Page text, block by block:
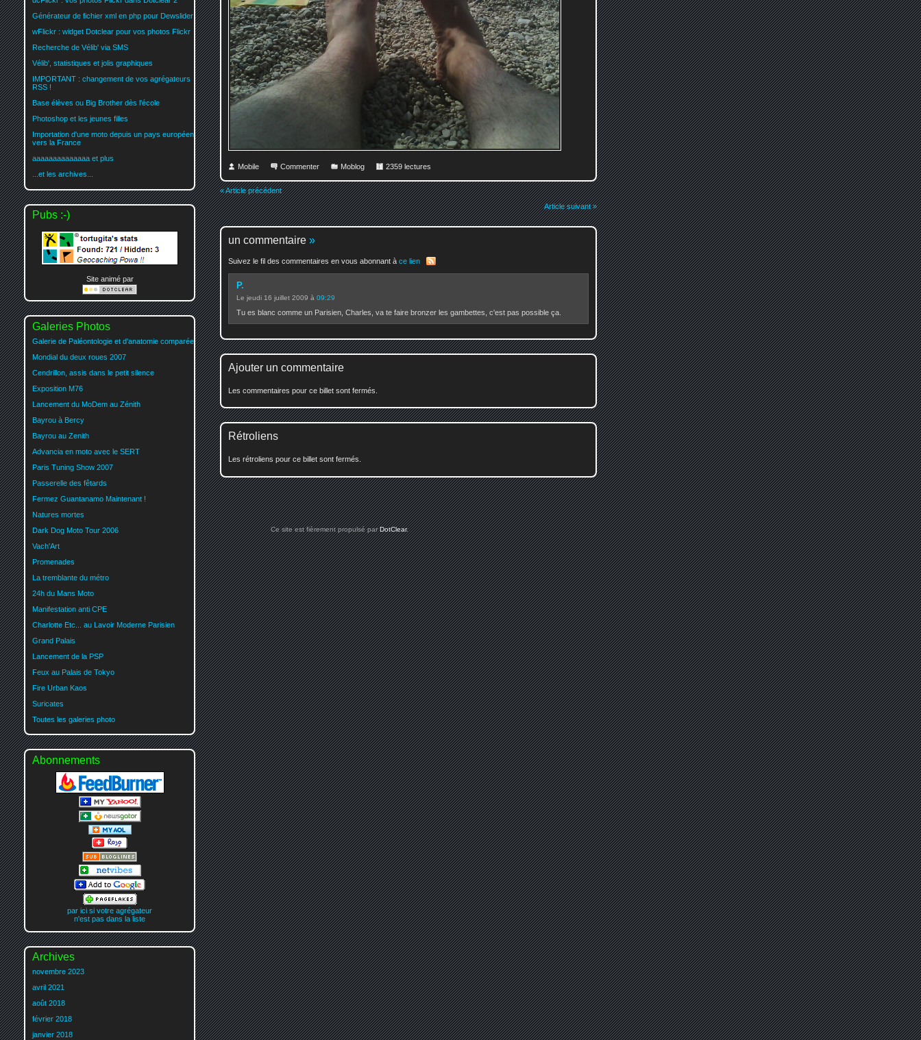
Mobile Commenter Moblog 2359 lectures
« Article précédent
Article suivant »
un commentaire »
Suivez le fil des commentaires en vous abonnant à ce lien
P.
Le jeudi 16 juillet 2009 à09:29
Tu es blanc comme un Parisien, Charles, va te faire bronzer les gambettes, c'est pas possible ça.
Ajouter un commentaire
Les commentaires pour ce billet sont fermés.
Rétroliens
Les rétroliens pour ce billet sont fermés.
Générateur de fichier xml en php pour Dewslider
wFlickr : widget Dotclear pour vos photos Flickr
Recherche de Vélib' via SMS
Vélib', statistiques et jolis graphiques
IMPORTANT : changement de vos agrégateurs
RSS !
Base élèves ou Big Brother dès l'école
Photoshop et les jeunes filles
Importation d'une moto depuis un pays européen
vers la France
aaaaaaaaaaaaaa et plus
...et les archives...
Pubs :-)
Site animé par
Galeries Photos
Galerie de Paléontologie et d'anatomie comparée
Mondial du deux roues 2007
Cendrillon, assis dans le petit silence
Exposition M76
Lancement du MoDem au Zénith
Bayrou à Bercy
Bayrou au Zenith
Advancia en moto avec le SERT
Paris Tuning Show 2007
Passerelle des fêtards
Fermez Guantanamo Maintenant !
Natures mortes
Dark Dog Moto Tour 2006
Vach'Art
Promenades
La tremblante du métro
24h du Mans Moto
Manifestation anti CPE
Charlotte Etc... au Lavoir Moderne Parisien
Grand Palais
Lancement de la PSP
Feux au Palais de Tokyo
Fire Urban Kaos
Suricates
Toutes les galeries photo
Abonnements
par ici si votre agrégateur
n'est pas dans la liste
Archives
novembre 2023
avril 2021
août 2018
février 2018
janvier 2018
Ce site est fièrement propulsé parDotClear.